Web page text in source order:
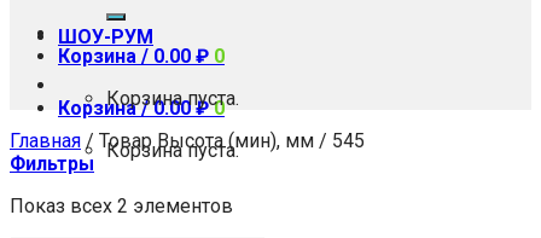
ШОУ-РУМ
Корзина /0.00₽ 0
Корзина пуста.
Корзина / 0.00 ₽ 0
Корзина пуста.
Главная / Товар Высота (мин), мм / 545
Фильтры
Показ всех 2 элементов